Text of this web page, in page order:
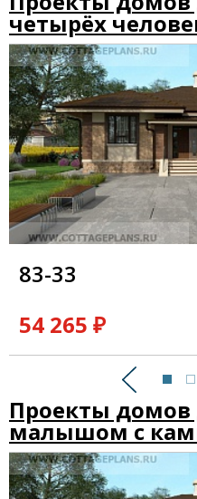
четырёх
83-33
54 265 ₽
Проекты домов
малышом с